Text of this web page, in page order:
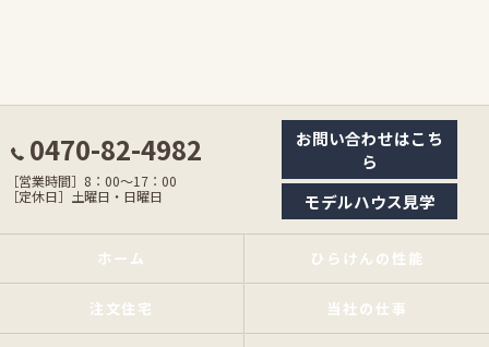
0470-82-4982
［営業時間］8：00〜17：00
［定休日］土曜日・日曜日
お問い合わせはこち
ら
モデルハウス見学
ホーム ひらけんの性能
注文住宅 当社の仕事